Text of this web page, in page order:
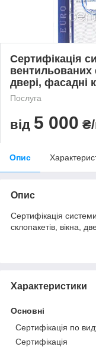
Сертифікація
вентильованих
двері, фасадні
Послуга
від 5 000
Опис
Опис
Сертифікація
склопакетів, вікна,
Характеристики
Основні
Сертифікація по
Сертифікація